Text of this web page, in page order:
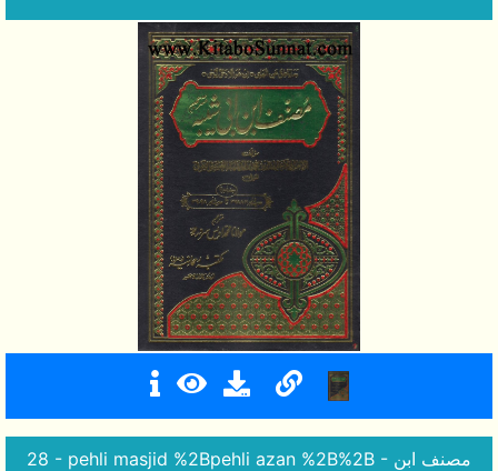
28 - pehli masjid %2Bpehli azan %2B%2B - مصنف ابن